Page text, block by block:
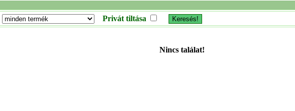
Privát tiltása
Nincs találat!